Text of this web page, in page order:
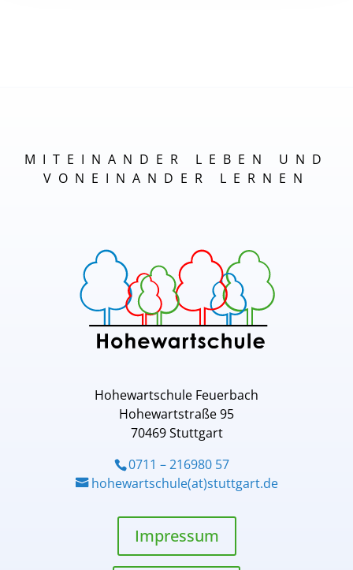
MITEINANDER LEBEN UND
VONEINANDER LERNEN
Hohewartschule Feuerbach
Hohewartstraße 95
70469 Stuttgart
0711 – 216980 57
hohewartschule(at)stuttgart.de
Impressum